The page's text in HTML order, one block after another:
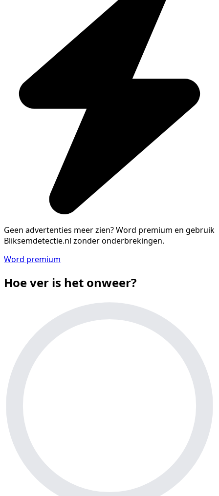
Geen advertenties meer zien?Word premium en gebruik
Bliksemdetectie.nl zonder onderbrekingen.
Word premium
Hoe ver is het onweer?